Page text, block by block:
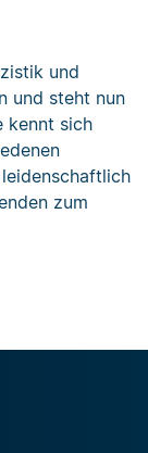
und
und steht nun
kennt sich
zum